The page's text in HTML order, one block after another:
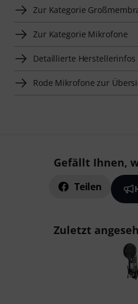
Zur Kategorie
Zur Kategorie Mikrofone
Detaillierte Herstellerinfos
Rode Mikrofone zur
Gefällt Ihnen,
Teilen
Zuletzt